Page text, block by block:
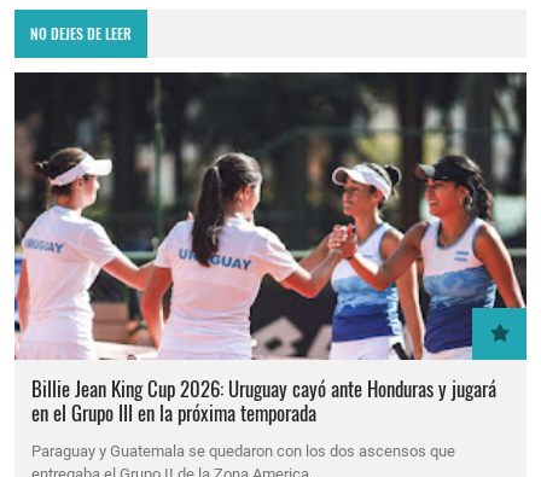
NO DEJES DE LEER
Billie Jean King Cup 2026: Uruguay cayó ante Honduras y jugará
en el Grupo III en la próxima temporada
Paraguay y Guatemala se quedaron con los dos ascensos que